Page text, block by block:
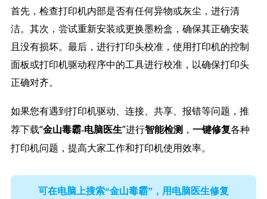
首先，检查打印机内部是否有任何异物或灰尘，进行清
洁。其次，尝试重新安装或更换墨粉盒，确保其正确安装
且没有损坏。最后，进行打印头校准，使用打印机的控制
面板或打印机驱动程序中的工具进行校准，以确保打印头
正确对齐。
如果您有遇到打印机驱动、连接、共享、报错等问题，推
荐下载“金山毒霸-电脑医生”进行智能检测， 一键修复各种
打印机问题，提高大家工作和打印机使用效率。
可在电脑上搜索“金山毒霸”，用电脑医生修复